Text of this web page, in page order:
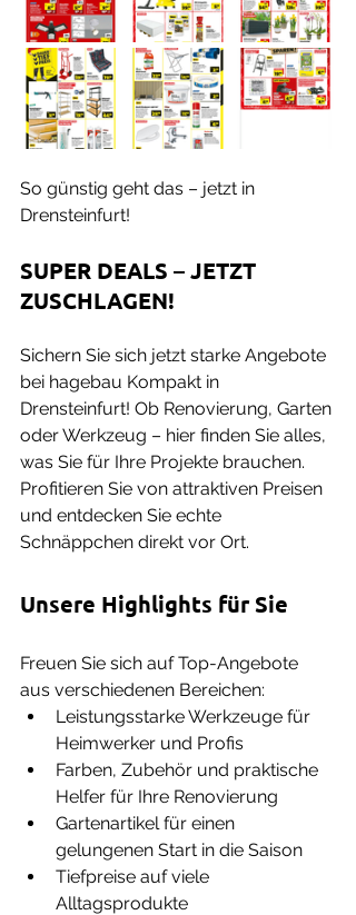
So günstig geht das – jetzt in
Drensteinfurt!
SUPER DEALS – JETZT
ZUSCHLAGEN!
Sichern Sie sich jetzt starke Angebote
bei hagebau Kompakt in
Drensteinfurt! Ob Renovierung, Garten
oder Werkzeug – hier finden Sie alles,
was Sie für Ihre Projekte brauchen.
Profitieren Sie von attraktiven Preisen
und entdecken Sie echte
Schnäppchen direkt vor Ort.
Unsere Highlights für Sie
Freuen Sie sich auf Top-Angebote
aus verschiedenen Bereichen:
Leistungsstarke Werkzeuge für
Heimwerker und Profis
Farben, Zubehör und praktische
Helfer für Ihre Renovierung
Gartenartikel für einen
gelungenen Start in die Saison
Tiefpreise auf viele
Alltagsprodukte